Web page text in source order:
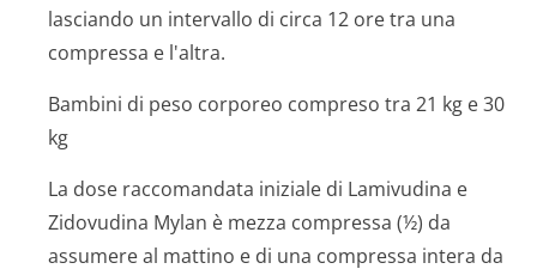
lasciando un intervallo di circa 12 ore tra una
compressa e l'altra.
Bambini di peso corporeo compreso tra 21 kg e 30
kg
La dose raccomandata iniziale di Lamivudina e
Zidovudina Mylan è mezza compressa (½) da
assumere al mattino e di una compressa intera da